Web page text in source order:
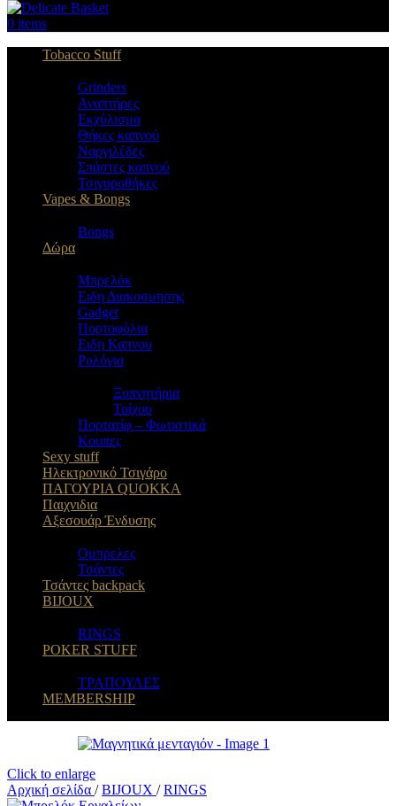
0 items
Tobacco Stuff
Grinders
Αναπτήρες
Εκχύλισμα
Θήκες καπνού
Ναργιλέδες
Σπάστες καπνού
Τσιγαροθήκες
Vapes & Bongs
Bongs
Δώρα
Μπρελόκ
Eιδη Διακοσμησης
Gadget
Πορτοφόλια
Ειδη Καπνου
Ρολόγια
Ξυπνητήρια
Τοίχου
Πορτατίφ – Φωτιστικά
Κουπες
Sexy stuff
Ηλεκτρονικό Τσιγάρο
ΠΑΓΟΥΡΙΑ QUOKKA
Παιχνιδια
Αξεσουάρ Ένδυσης
Oμπρελες
Τσάντες
Τσάντες backpack
BIJOUX
RINGS
POKER STUFF
ΤΡΑΠΟΥΛΕΣ
MEMBERSHIP
Click to enlarge
Αρχική σελίδα / BIJOUX / RINGS